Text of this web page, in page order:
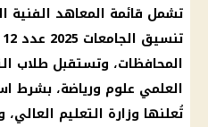
تشمل قائمة المعاهد الفنية
المحافظات، وتستقبل طلاب
العلمي علوم ورياضة، بشرط
تُعلنها وزارة التعليم